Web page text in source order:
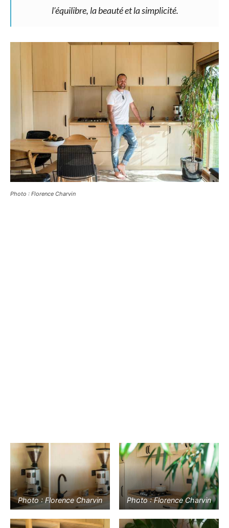
l’équilibre, la beauté et la simplicité.
Photo : Florence Charvin
Photo : Florence Charvin Photo : Florence Charvin